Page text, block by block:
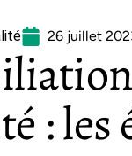
26 juillet
: les